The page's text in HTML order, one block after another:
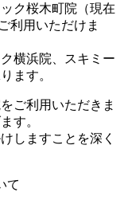
ク桜木町院（現在
利用いただけま
横浜院、スキミー
ます。
ご利用いただきま
す。
しますことを深く
て